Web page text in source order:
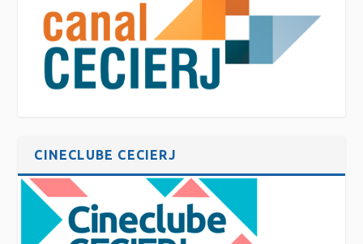
CINECLUBE CECIERJ